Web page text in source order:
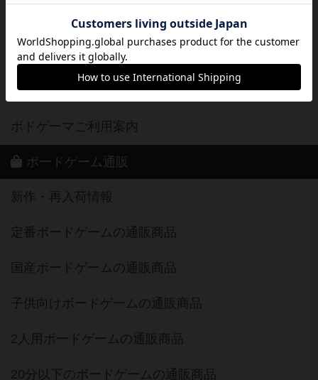
掲示板・トピックス
ボドとも・会員一覧
ボードゲーム業界コラム
ボドゲーマご利用案内
ボードゲーム通販
新作・再入荷情報
定番ボードゲームの通販商品
国産ボードゲームの通販商品
子供向けボードゲームの通販商品
2人用ボードゲームの通販商品
20分以下のボードゲームの通販商品